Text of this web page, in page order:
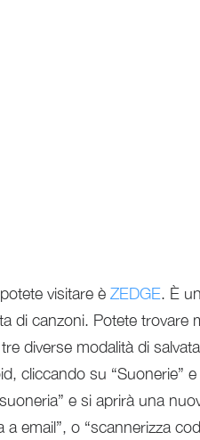
visitare è ZEDGE. È
di canzoni. Potete
diverse modalità di
cliccando su “Suonerie”
e si aprirà una
a email”, o “scannerizza